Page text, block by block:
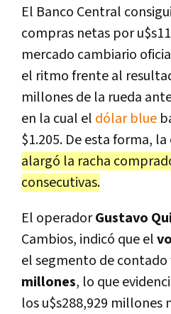
El Banco Central
compras netas por
mercado cambiario
el ritmo frente al
millones de la rueda
en la cual el dólar blue
$1.205. De esta forma,
alargó la racha
consecutivas.
El operadorGustavo
Cambios, indicó que el
el segmento de contado
millones, lo que
los u$s288,929 millones